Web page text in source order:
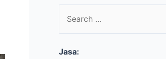
a
Jasa: